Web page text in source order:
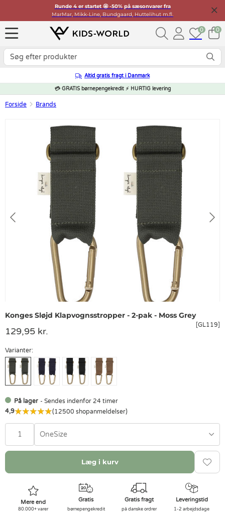
Runde 4 er startet 🤩 -50% på sæsonvarer fra
MarMar, Mikk-Line, Bundgaard, Huttelihut m.fl.
0 0
Altid gratis fragt i Danmark
💳 GRATIS børnepengekredit ⚡ HURTIG levering
Forside Brands
Konges Sløjd Klapvognsstropper - 2-pak - Moss Grey
[GL119]
129,95 kr.
Varianter:
På lager - Sendes indenfor 24 timer
4,9
(12500 shopanmeldelser)
OneSize
Læg i kurv
Mere end
80.000+ varer
Gratis
børnepengekredit
Gratis fragt
på danske ordrer
Leveringstid
1-2 arbejdsdage